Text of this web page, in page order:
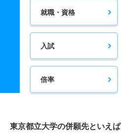
就職・資格
入試
倍率
東京都立大学の併願先といえば